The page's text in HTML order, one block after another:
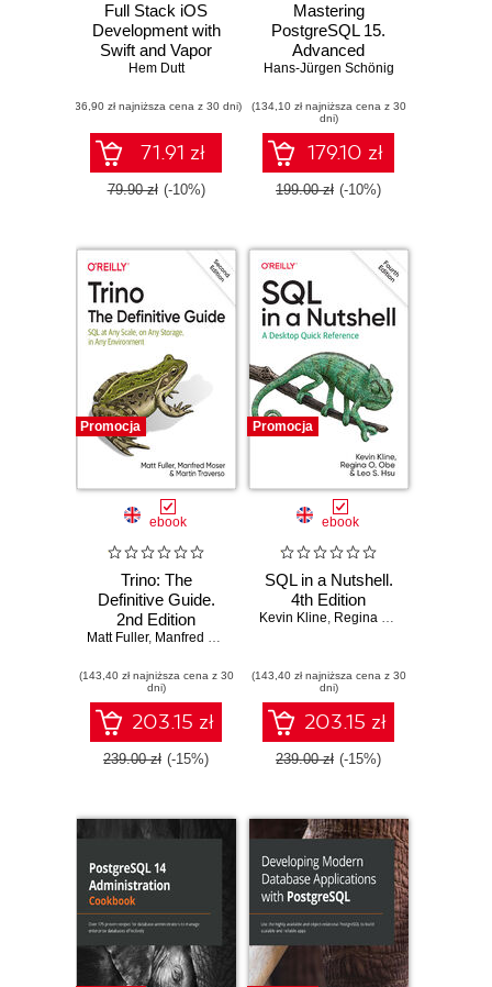
Full Stack iOS
Development with
Swift and Vapor
Hem Dutt
(36,90 zł najniższa cena z 30 dni)
71.91 zł
79.90 zł (-10%)
Mastering
PostgreSQL 15.
Advanced
techniques to build
scalable, reliable,
and fault-tolerant
database
applications - Fifth
Edition
Hans-Jürgen Schönig
(134,10 zł najniższa cena z 30
dni)
179.10 zł
199.00 zł (-10%)
Promocja
ebook
Trino: The
Definitive Guide.
2nd Edition
Matt Fuller, Manfred Moser
(143,40 zł najniższa cena z 30
dni)
203.15 zł
239.00 zł (-15%)
Promocja
ebook
SQL in a Nutshell.
4th Edition
Kevin Kline, Regina O. Obe
(143,40 zł najniższa cena z 30
dni)
203.15 zł
239.00 zł (-15%)